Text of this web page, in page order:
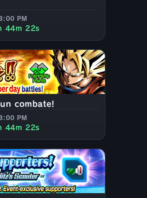
PM
44m 20s
combate!
PM
44m 20s